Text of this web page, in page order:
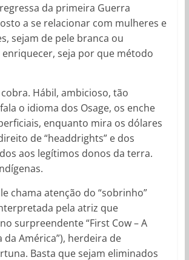
da primeira Guerra
a se relacionar com mulheres e
sejam de pele branca ou
enriquecer, seja por que método
cobra. Hábil, ambicioso, tão
o idioma dos Osage, os enche
enquanto mira os dólares
de “headdrights” e dos
aos legítimos donos da terra.
chama atenção do “sobrinho”
pela atriz que
surpreendente “First Cow – A
da América”), herdeira de
Basta que sejam eliminados